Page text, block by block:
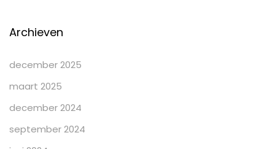
Archieven
december 2025
maart 2025
december 2024
september 2024